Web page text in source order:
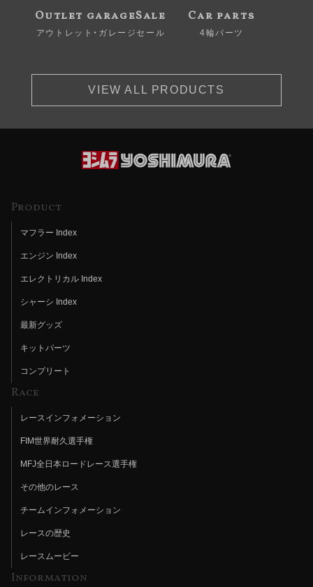
Outlet garageSale
アウトレット・ガレージセール
Car parts
4輪パーツ
VIEW ALL PRODUCTS
Product
マフラー Index
エンジン Index
エレクトリカル Index
シャーシ Index
最新グッズ
キットパーツ
コンプリート
Race
レースインフォメーション
FIM世界耐久選手権
MFJ全日本ロードレース選手権
その他のレース
チームインフォメーション
レースの歴史
レースムービー
Information